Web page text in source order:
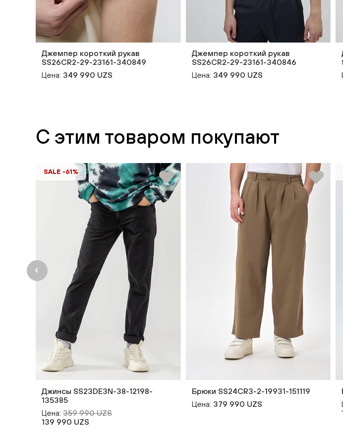
Джемпер короткий рукав
SS26CR2-29-23161-340849
Цена: 349 990 UZS
Джемпер короткий рукав
SS26CR2-29-23161-340846
Цена: 349 990 UZS
С этим товаром покупают
SALE -61%
Джинсы SS23DE3N-38-12198-
135385
Цена: 359 990 UZS
139 990 UZS
Брюки SS24CR3-2-19931-151119
Цена: 379 990 UZS